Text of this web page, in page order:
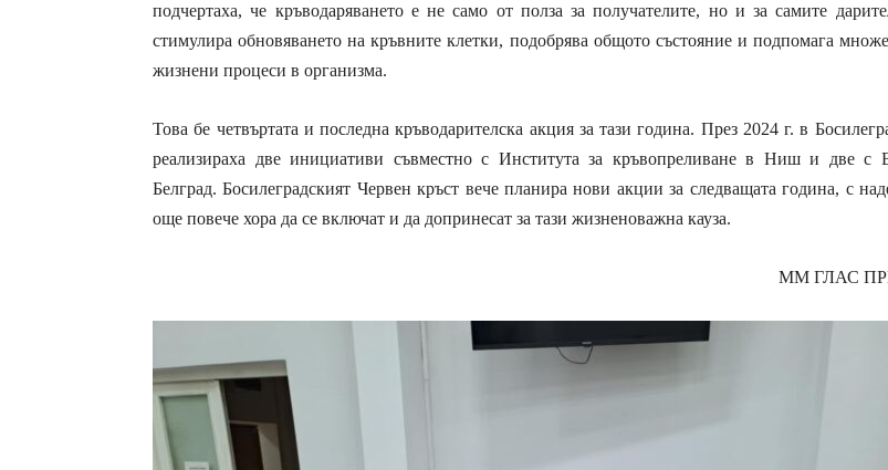
подчертаха, че кръводаряването е не само от полза за получателите, но и за самите
стимулира обновяването на кръвните клетки, подобрява общото състояние и подпомага
жизнени процеси в организма.
Това бе четвъртата и последна кръводарителска акция за тази година. През 2024 г. в
реализираха две инициативи съвместно с Института за кръвопреливане в Ниш и две
Белград. Босилеградският Червен кръст вече планира нови акции за следващата година, с
още повече хора да се включат и да допринесат за тази жизненоважна кауза.
ММ ГЛАС